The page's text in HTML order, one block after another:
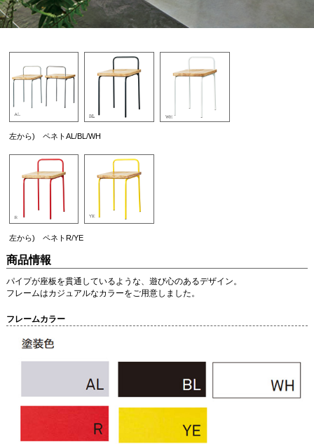
左から) ペネトAL/BL/WH
左から) ペネトR/YE
商品情報
パイプが座板を貫通しているような、遊び心のあるデザイン。
フレームはカジュアルなカラーをご用意しました。
フレームカラー